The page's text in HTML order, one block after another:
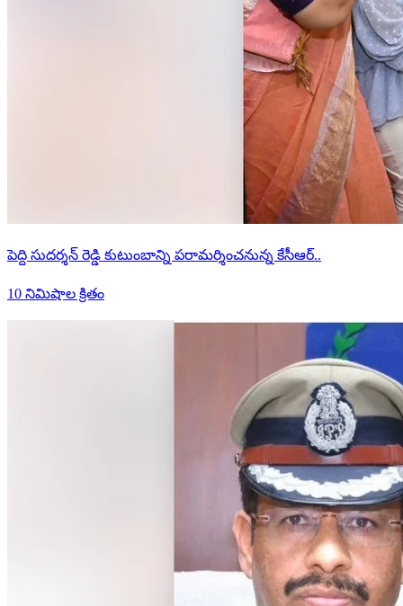
పెద్ది సుదర్శన్ రెడ్డి కుటుంబాన్ని పరామర్శించనున్న కేసీఆర్..
10 నిమిషాల క్రితం